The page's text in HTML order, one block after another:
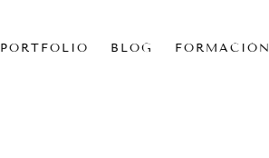
PORTFOLIO BLOG FORMACIÓN